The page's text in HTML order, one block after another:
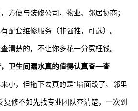
便与装修公司、物业、邻居协商；
套维修服务（非强推，可选）。
楚的，不让你多花一分冤枉钱。
卫生间漏水真的值得认真查一查
，但拖下去真的是“墙面毁了、邻里
复修不如先找专业团队查清楚，一次到